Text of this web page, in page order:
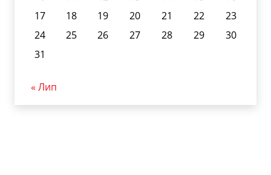
17
18 19 20 21 22
23
24
25 26 27 28 29
30
31
« Лип